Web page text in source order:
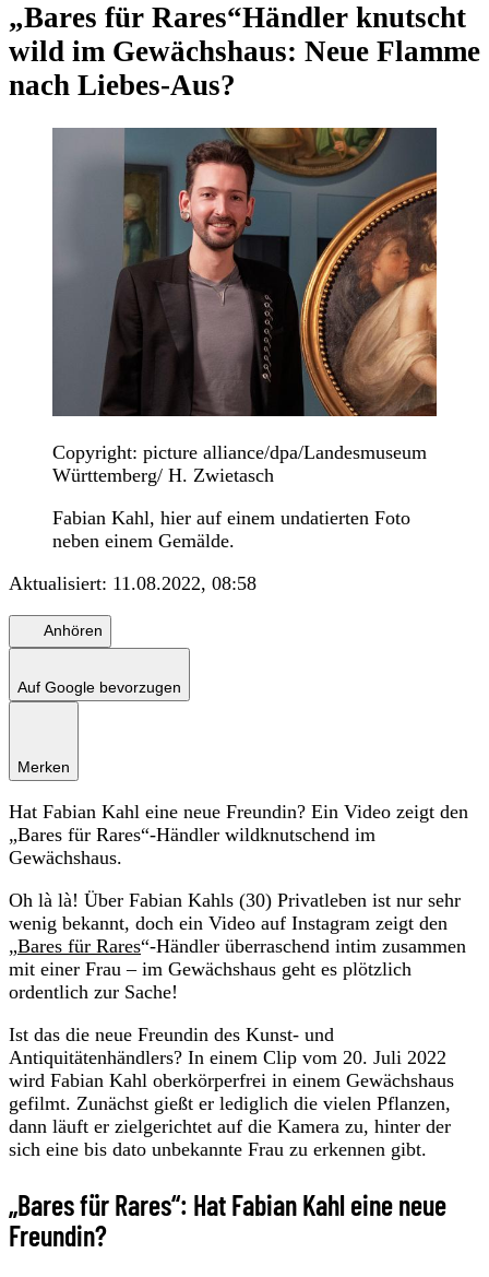
„Bares für Rares“Händler knutscht
wild im Gewächshaus: Neue Flamme
nach Liebes-Aus?
Copyright: picture alliance/dpa/Landesmuseum
Württemberg/ H. Zwietasch
Fabian Kahl, hier auf einem undatierten Foto
neben einem Gemälde.
Aktualisiert: 11.08.2022, 08:58
Anhören
Auf Google bevorzugen
Merken
Hat Fabian Kahl eine neue Freundin? Ein Video zeigt den
„Bares für Rares“-Händler wildknutschend im
Gewächshaus.
Oh là là! Über Fabian Kahls (30) Privatleben ist nur sehr
wenig bekannt, doch ein Video auf Instagram zeigt den
„Bares für Rares“-Händler überraschend intim zusammen
mit einer Frau – im Gewächshaus geht es plötzlich
ordentlich zur Sache!
Ist das die neue Freundin des Kunst- und
Antiquitätenhändlers? In einem Clip vom 20. Juli 2022
wird Fabian Kahl oberkörperfrei in einem Gewächshaus
gefilmt. Zunächst gießt er lediglich die vielen Pflanzen,
dann läuft er zielgerichtet auf die Kamera zu, hinter der
sich eine bis dato unbekannte Frau zu erkennen gibt.
„Bares für Rares“: Hat Fabian Kahl eine neue
Freundin?